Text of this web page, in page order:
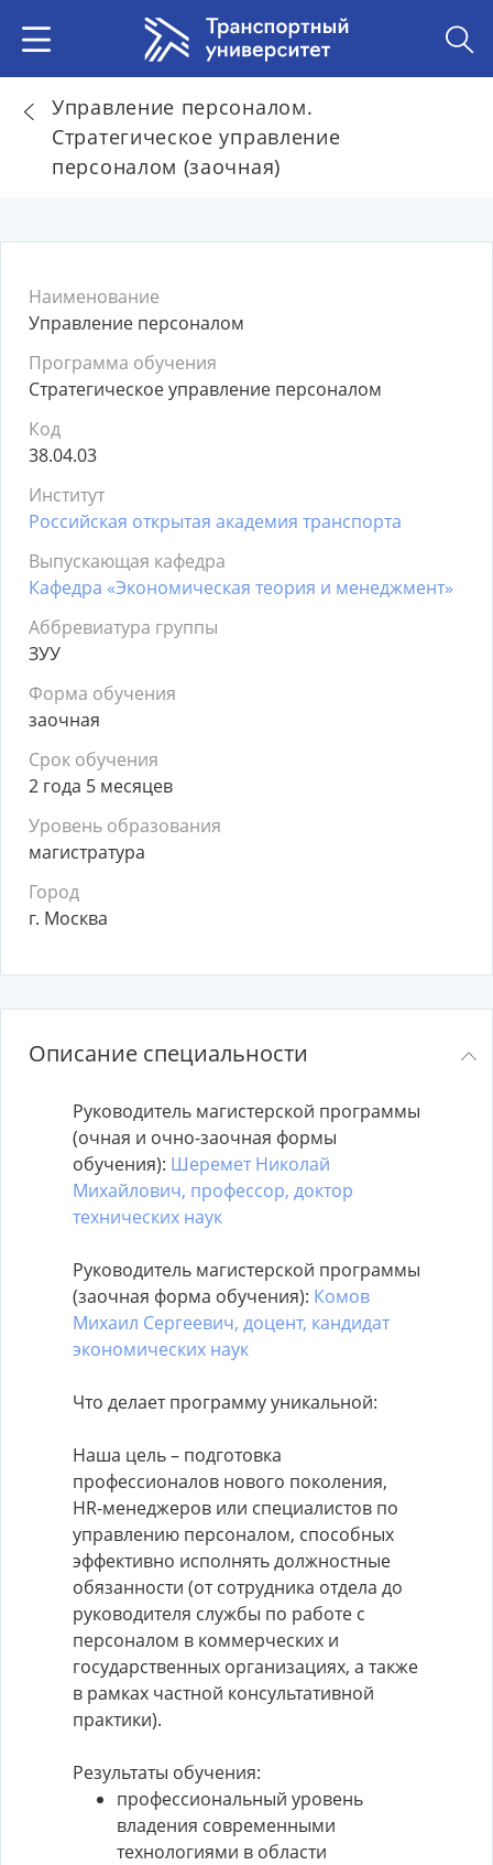
Управление персоналом.
Стратегическое управление
персоналом (заочная)
Наименование
Управление персоналом
Программа обучения
Стратегическое управление персоналом
Код
38.04.03
Институт
Российская открытая академия транспорта
Выпускающая кафедра
Кафедра «Экономическая теория и менеджмент»
Аббревиатура группы
ЗУУ
Форма обучения
заочная
Срок обучения
2 года 5 месяцев
Уровень образования
магистратура
Город
г. Москва
Описание специальности
Руководитель магистерской программы
(очная и очно-заочная формы
обучения): Шеремет Николай
Михайлович, профессор, доктор
технических наук
Руководитель магистерской программы
(заочная форма обучения): Комов
Михаил Сергеевич, доцент, кандидат
экономических наук
Что делает программу уникальной:
Наша цель – подготовка
профессионалов нового поколения,
HR-менеджеров или специалистов по
управлению персоналом, способных
эффективно исполнять должностные
обязанности (от сотрудника отдела до
руководителя службы по работе с
персоналом в коммерческих и
государственных организациях, а также
в рамках частной консультативной
практики).
Результаты обучения:
профессиональный уровень
владения современными
технологиями в области